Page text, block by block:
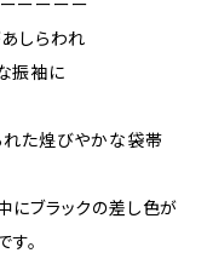
ーーーー
しらわれ
振袖に
れた煌びやかな袋帯
にブラックの差し色が
。